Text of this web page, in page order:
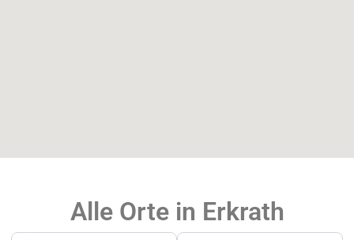
Alle Orte in Erkrath
Suchen nach In der Nähe